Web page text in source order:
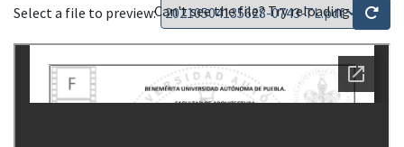
Select a file to preview:Can't see the file? Try reloading